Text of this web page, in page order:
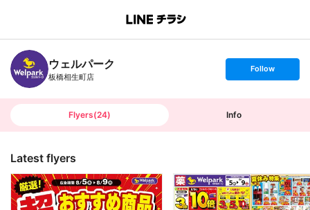
B
n
c
h
T
ウェルパーク
板橋相生町店
s
t
o
Follow
Flyers(24) Info
Latest flyers